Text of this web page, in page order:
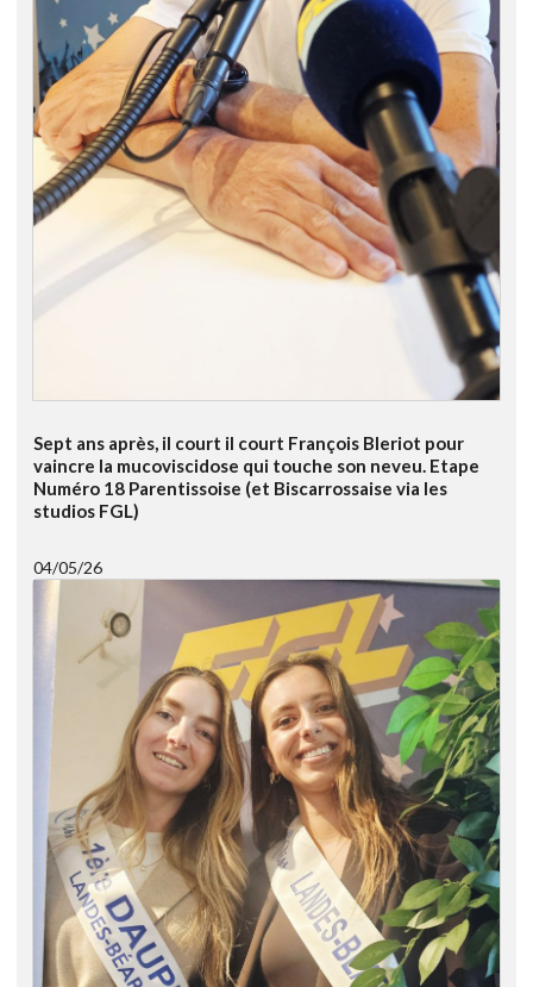
Sept ans après, il court il court François Bleriot pour
vaincre la mucoviscidose qui touche son neveu. Etape
Numéro 18 Parentissoise (et Biscarrossaise via les
studios FGL)
04/05/26